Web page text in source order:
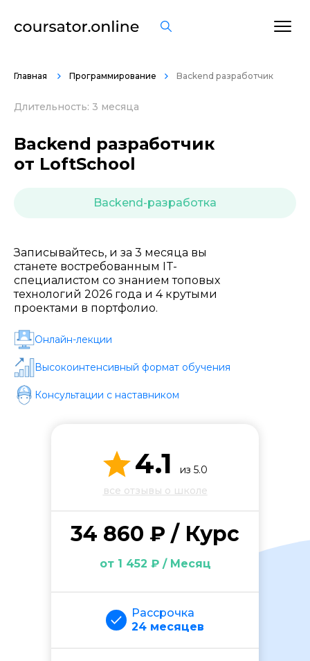
Главная Программирование Backend разработчик
Длительность: 3 месяца
Backend разработчик
от LoftSchool
Backend-разработка
Записывайтесь, и за 3 месяца вы
станете востребованным IT-
специалистом со знанием топовых
технологий 2026 года и 4 крутыми
проектами в портфолио.
Онлайн-лекции
Высокоинтенсивный формат обучения
Консультации с наставником
4.1
из 5.0
все отзывы о школе
34 860 ₽ / Курс
от 1 452 ₽ / Месяц
Рассрочка
24 месяцев
Стоимость *
Подача материала *
Уровень организации *